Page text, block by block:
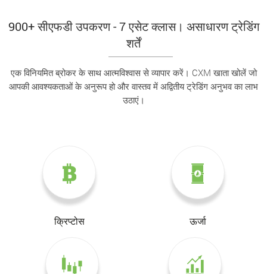
900+ सीएफडी उपकरण - 7 एसेट क्लास। असाधारण ट्रेडिंग
शर्तें
एक विनियमित ब्रोकर के साथ आत्मविश्वास से व्यापार करें। CXM खाता खोलें जो
आपकी आवश्यकताओं के अनुरूप हो और वास्तव में अद्वितीय ट्रेडिंग अनुभव का लाभ
उठाएं।
क्रिप्टोस ऊर्जा